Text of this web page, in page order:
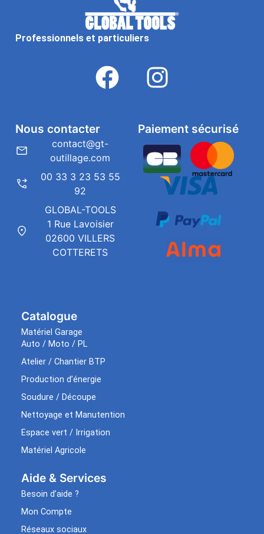
Professionnels et particuliers
Catalogue
Matériel Garage
Auto / Moto / PL
Atelier / Chantier BTP
Production d’énergie
Soudure / Découpe
Nettoyage et Manutention
Espace vert / Irrigation
Matériel Agricole
Aide & Services​
Besoin d’aide ?
Mon Compte
Réseaux sociaux
Paiement sécurisé
Nous contacter
contact@gt-
outillage.com
00 33 3 23 53 55
92
GLOBAL-TOOLS
1 Rue Lavoisier
02600 VILLERS
COTTERETS